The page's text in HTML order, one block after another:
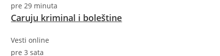
pre 29 minuta
Caruju kriminal i boleštine
Vesti online
pre 3 sata